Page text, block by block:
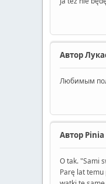
Автор
Любимым
Автор Pinia
O tak. "Sami
Parę lat temu